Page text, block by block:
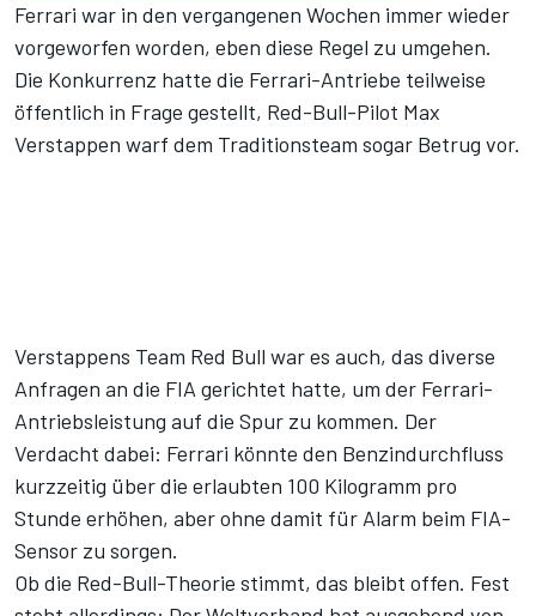
Ferrari war in den vergangenen Wochen immer wieder
vorgeworfen worden, eben diese Regel zu umgehen.
Die Konkurrenz hatte die Ferrari-Antriebe teilweise
öffentlich in Frage gestellt, Red-Bull-Pilot Max
Verstappen warf dem Traditionsteam sogar Betrug vor.
Verstappens Team Red Bull war es auch, das diverse
Anfragen an die FIA gerichtet hatte, um der Ferrari-
Antriebsleistung auf die Spur zu kommen. Der
Verdacht dabei: Ferrari könnte den Benzindurchfluss
kurzzeitig über die erlaubten 100 Kilogramm pro
Stunde erhöhen, aber ohne damit für Alarm beim FIA-
Sensor zu sorgen.
Ob die Red-Bull-Theorie stimmt, das bleibt offen. Fest